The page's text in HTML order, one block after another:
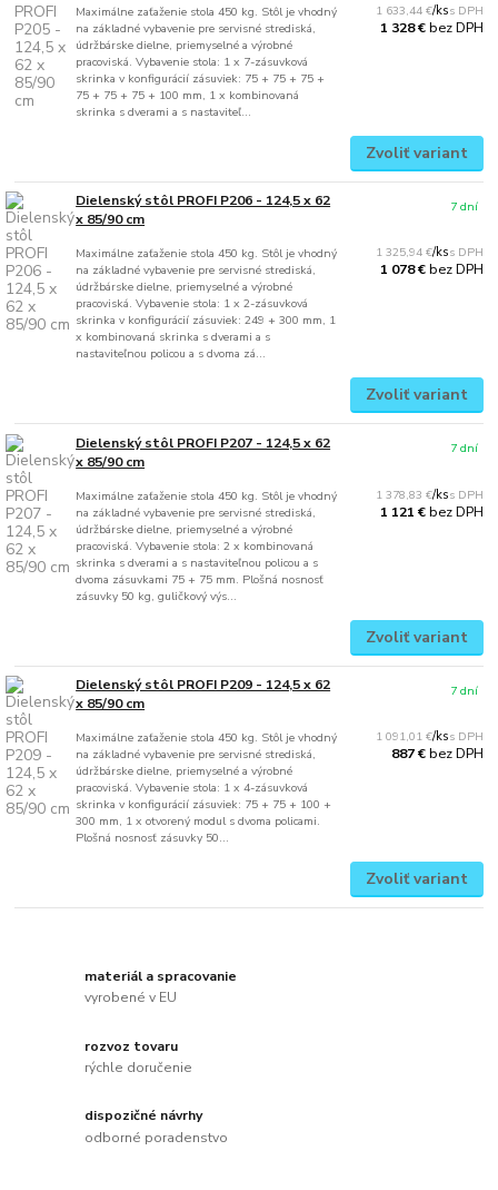
Maximálne zaťaženie stola 450 kg. Stôl je vhodný
na základné vybavenie pre servisné strediská,
údržbárske dielne, priemyselné a výrobné
pracoviská. Vybavenie stola: 1 x 7-zásuvková
skrinka v konfigurácií zásuviek: 75 + 75 + 75 +
75 + 75 + 75 + 100 mm, 1 x kombinovaná
skrinka s dverami a s nastaviteľ...
1 633,44 €/ks
1 328 €bez DPH
Zvoliť variant
Dielenský stôl PROFI P206 - 124,5 x 62
x 85/90 cm
Maximálne zaťaženie stola 450 kg. Stôl je vhodný
na základné vybavenie pre servisné strediská,
údržbárske dielne, priemyselné a výrobné
pracoviská. Vybavenie stola: 1 x 2-zásuvková
skrinka v konfigurácií zásuviek: 249 + 300 mm, 1
x kombinovaná skrinka s dverami a s
nastaviteľnou policou a s dvoma zá...
1 325,94 €/ks
1 078 €bez DPH
7 dní
Zvoliť variant
Dielenský stôl PROFI P207 - 124,5 x 62
x 85/90 cm
Maximálne zaťaženie stola 450 kg. Stôl je vhodný
na základné vybavenie pre servisné strediská,
údržbárske dielne, priemyselné a výrobné
pracoviská. Vybavenie stola: 2 x kombinovaná
skrinka s dverami a s nastaviteľnou policou a s
dvoma zásuvkami 75 + 75 mm. Plošná nosnosť
zásuvky 50 kg, guličkový výs...
1 378,83 €/ks
1 121 €bez DPH
7 dní
Zvoliť variant
Dielenský stôl PROFI P209 - 124,5 x 62
x 85/90 cm
Maximálne zaťaženie stola 450 kg. Stôl je vhodný
na základné vybavenie pre servisné strediská,
údržbárske dielne, priemyselné a výrobné
pracoviská. Vybavenie stola: 1 x 4-zásuvková
skrinka v konfigurácií zásuviek: 75 + 75 + 100 +
300 mm, 1 x otvorený modul s dvoma policami.
Plošná nosnosť zásuvky 50...
1 091,01 €/ks
887 €bez DPH
7 dní
Zvoliť variant
materiál a spracovanie
vyrobené v EU
rozvoz tovaru
rýchle doručenie
dispozičné návrhy
odborné poradenstvo